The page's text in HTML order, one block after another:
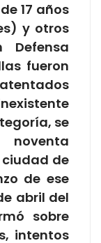
17 años
y otros
Defensa
fueron
se
ciudad de
de ese
abril del
sobre
intentos